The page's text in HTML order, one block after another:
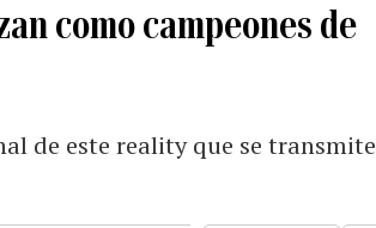
como campeones de
de este reality que se transmite